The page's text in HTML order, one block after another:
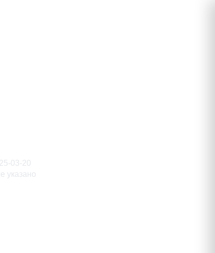
03-20
указано